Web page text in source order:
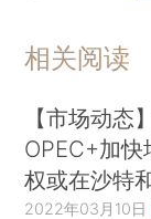
相关阅读
【市场动态
OPEC+加快
权或在沙特
2022年03月10日